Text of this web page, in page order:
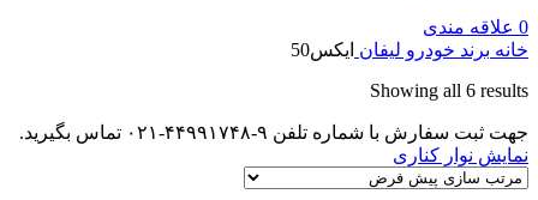
0 علاقه مندی
خانه برند خودرو لیفان ایکس50
Showing all 6 results
جهت ثبت سفارش با شماره تلفن ۹-۴۴۹۹۱۷۴۸-۰۲۱ تماس بگیرید.
نمایش نوار کناری